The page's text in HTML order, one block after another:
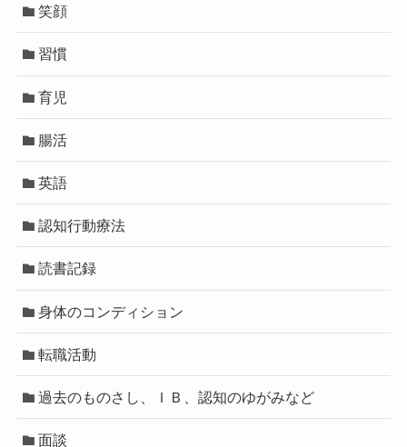
笑顔
習慣
育児
腸活
英語
認知行動療法
読書記録
身体のコンディション
転職活動
過去のものさし、ＩＢ、認知のゆがみなど
面談